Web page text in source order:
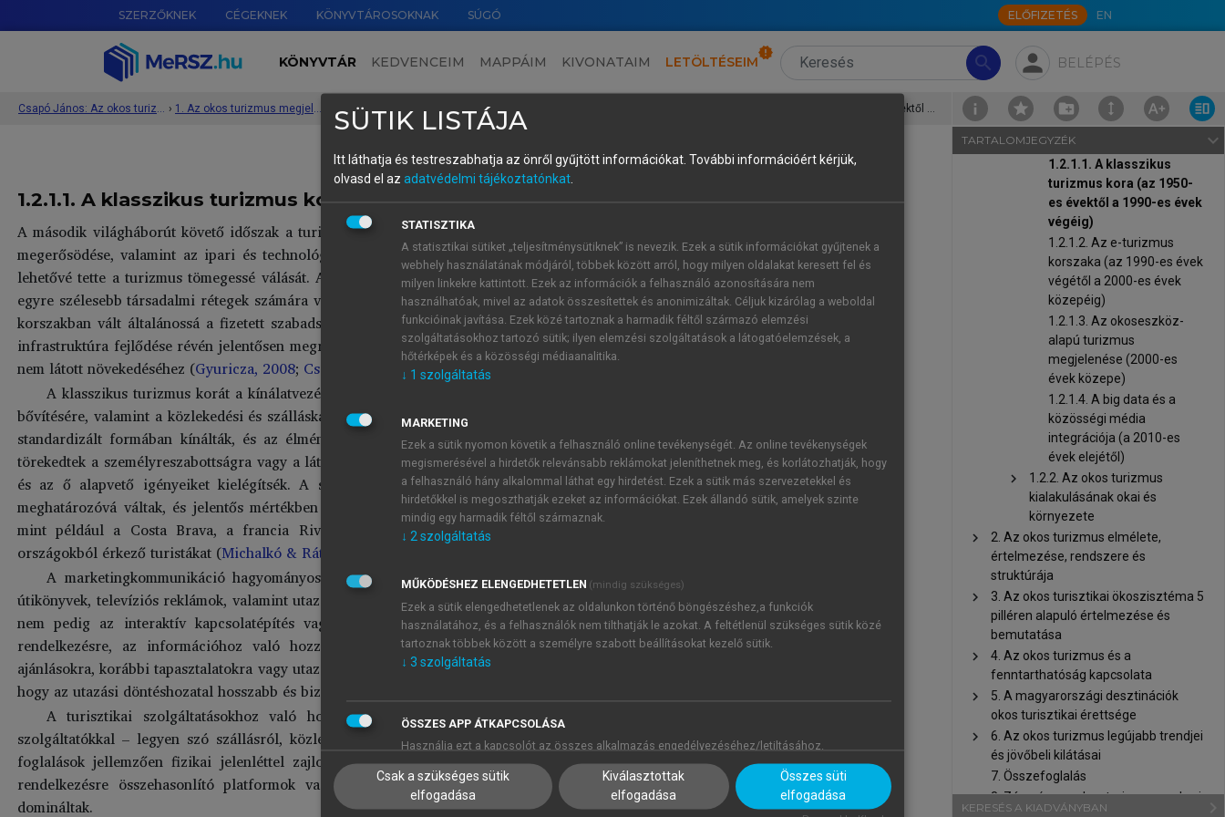
SZERZŐKNEK CÉGEKNEK KÖNYVTÁROSOKNAK SÚGÓ ELŐFIZETÉS EN
search person BELÉPÉS
KÖNYVTÁR KEDVENCEIM MAPPÁIM KIVONATAIM LETÖLTÉSEIM
Csapó János: Az okos turizmus rendszere és működése › 1. Az okos turizmus megjelenése, helye és szerepe a modern turisztikai folyamatokban 1.2. Az okos turizmus kialakulásának és fejlődésének története › 1.2.1.1. A klasszikus turizmus kora (az 1950-es évektől a 1990-es évek végéig)
1.2.1.1. A klasszikus turizmus kora (az 1950-es évektől a 1990-es évek végéig)
A második világháborút követő időszak a turizmus történetében korszakos jelentőséggel bírt. A gazdasági újjáépítés, a középosztály
megerősödése, valamint az ipari és technológiai fejlődés együttesen olyan társadalmi és gazdasági környezetet teremtettek, amely
lehetővé tette a turizmus tömegessé válását. Az 1950-es évektől kezdődően a turizmus fokozatosan kilépett az elitizmus korából, és
egyre szélesebb társadalmi rétegek számára vált elérhetővé, elsősorban Európában és Észak-Amerikában, de később világszerte is. E
korszakban vált általánossá a fizetett szabadság intézménye, megnőttek a háztartások elkölthető jövedelmei, valamint a közlekedési
infrastruktúra fejlődése révén jelentősen megrövidült az utazásra fordított idő – ezek a tényezők mind hozzájárultak a turizmus soha
nem látott növekedéséhez (Gyuricza, 2008; Csapó, 2020
A klasszikus turizmus korát a kínálatvezérelt szemlélet uralta. A turisztikai termékfejlesztés elsődlegesen a fizikai infrastruktúra
bővítésére, valamint a közlekedési és szálláskapacitások növelésére irányult. A desztinációk a turisztikai termékeket főként egységes,
standardizált formában kínálták, és az élmény alapvetően a fizikai jelenléten alapult. A turisztikai szolgáltatások nem feltétlenül
törekedtek a személyreszabottságra vagy a látogatói visszacsatolás integrálására; a cél az volt, hogy minél több látogatót vonzzanak,
és az ő alapvető igényeiket kielégítsék. A szervezett utazások és a csomagtúrák – különösen a charterjáratok térnyerésével –
meghatározóvá váltak, és jelentős mértékben járultak hozzá a tömegturizmus kialakulásához. A népszerű tengerparti üdülőhelyek,
mint például a Costa Brava, a francia Riviéra vagy a görög szigetvilág egyre nagyobb számban fogadták a nyugat-európai
országokból érkező turistákat (Michalkó & Rátz, 2019
A marketingkommunikáció hagyományos eszközökre támaszkodott, a turisztikai célpontokat elsősorban nyomtatott brosúrák,
útikönyvek, televíziós reklámok, valamint utazási irodák ajánlatai révén népszerűsítették. A promóciók célja az információközlés volt,
nem pedig az interaktív kapcsolatépítés vagy a valós idejű reakciók ösztönzése. Mivel a digitális technológia még nem állt
rendelkezésre, az információhoz való hozzáférés viszonylag korlátozott volt, így a potenciális utazók elsősorban személyes
ajánlásokra, korábbi tapasztalatokra vagy utazási irodák tanácsaira hagyatkoztak az úti cél kiválasztásakor. Ez egyben azt is jelentette,
hogy az utazási döntéshozatal hosszabb és bizonytalanabb folyamat volt, mint napjainkban (
A turisztikai szolgáltatásokhoz való hozzáférés is jelentősen különbözött a jelenlegi gyakorlattól. A kapcsolatfelvétel a
szolgáltatókkal – legyen szó szállásról, közlekedésről vagy programokról – túlnyomórészt személyesen vagy telefonon történt. A
foglalások jellemzően fizikai jelenléttel zajlottak, a fizetés pedig készpénzben vagy postai úton. A turisták számára nem álltak
rendelkezésre összehasonlító platformok vagy valós idejű visszajelzések, így a döntéshozatal során a szubjektív benyomások
domináltak.
TARTALOMJEGYZÉK navigate_next
trendjei és kihívásai
chevron_right 1.2. Az okos turizmus
kialakulásának és fejlődésének
története
kialakulásának
turizmustörténeti előzményei
és szakaszai
1.2.1.1. A klasszikus
turizmus kora (az 1950-
es évektől a 1990-es évek
végéig)
1.2.1.2. Az e-turizmus
korszaka (az 1990-es évek
végétől a 2000-es évek
közepéig)
1.2.1.3. Az okoseszköz-
alapú turizmus
megjelenése (2000-es
évek közepe)
1.2.1.4. A big data és a
közösségi média
integrációja (a 2010-es
évek elejétől)
chevron_right
1.2.2. Az okos turizmus
kialakulásának okai és
környezete
chevron_right
2. Az okos turizmus elmélete,
értelmezése, rendszere és
struktúrája
chevron_right
3. Az okos turisztikai ökoszisztéma 5
pilléren alapuló értelmezése és
bemutatása
chevron_right
4. Az okos turizmus és a
fenntarthatóság kapcsolata
chevron_right
5. A magyarországi desztinációk
okos turisztikai érettsége
chevron_right
6. Az okos turizmus legújabb trendjei
és jövőbeli kilátásai
7. Összefoglalás
8. Zárszó – az okos turizmus emberi
KERESÉS A KIADVÁNYBAN
SÜTIK LISTÁJA
Itt láthatja és testreszabhatja az önről gyűjtött információkat. További információért kérjük,
olvasd el az adatvédelmi tájékoztatónkat.
STATISZTIKA
A statisztikai sütiket „teljesítménysütiknek” is nevezik. Ezek a sütik információkat gyűjtenek a
webhely használatának módjáról, többek között arról, hogy milyen oldalakat keresett fel és
milyen linkekre kattintott. Ezek az információk a felhasználó azonosítására nem
használhatóak, mivel az adatok összesítettek és anonimizáltak. Céljuk kizárólag a weboldal
funkcióinak javítása. Ezek közé tartoznak a harmadik féltől származó elemzési
szolgáltatásokhoz tartozó sütik; ilyen elemzési szolgáltatások a látogatóelemzések, a
hőtérképek és a közösségi médiaanalitika.
↓ 1 szolgáltatás
MARKETING
Ezek a sütik nyomon követik a felhasználó online tevékenységét. Az online tevékenységek
megismerésével a hirdetők relevánsabb reklámokat jeleníthetnek meg, és korlátozhatják, hogy
a felhasználó hány alkalommal láthat egy hirdetést. Ezek a sütik más szervezetekkel és
hirdetőkkel is megoszthatják ezeket az információkat. Ezek állandó sütik, amelyek szinte
mindig egy harmadik féltől származnak.
↓ 2szolgáltatás
MŰKÖDÉSHEZ ELENGEDHETETLEN (mindig szükséges)
Ezek a sütik elengedhetetlenek az oldalunkon történő böngészéshez,a funkciók
használatához, és a felhasználók nem tilthatják le azokat. A feltétlenül szükséges sütik közé
tartoznak többek között a személyre szabott beállításokat kezelő sütik.
↓ 3 szolgáltatás
ÖSSZES APP ÁTKAPCSOLÁSA
Használja ezt a kapcsolót az összes alkalmazás engedélyezéséhez/letiltásához.
Csak a szükséges sütik
elfogadása
Kiválasztottak
elfogadása
Összes süti
elfogadása